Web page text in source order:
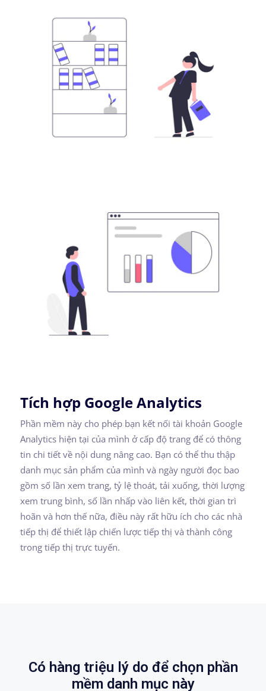
Tích hợp Google Analytics
Phần mềm này cho phép bạn kết nối tài khoản Google
Analytics hiện tại của mình ở cấp độ trang để có thông
tin chi tiết về nội dung nâng cao. Bạn có thể thu thập
danh mục sản phẩm của mình và ngày người đọc bao
gồm số lần xem trang, tỷ lệ thoát, tải xuống, thời lượng
xem trung bình, số lần nhấp vào liên kết, thời gian trì
hoãn và hơn thế nữa, điều này rất hữu ích cho các nhà
tiếp thị để thiết lập chiến lược tiếp thị và thành công
trong tiếp thị trực tuyến.
Có hàng triệu lý do để chọn phần
mềm danh mục này